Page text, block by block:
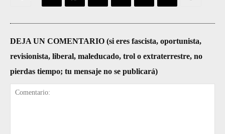
DEJA UN COMENTARIO (si eres fascista, oportunista,
revisionista, liberal, maleducado, trol o extraterrestre, no
pierdas tiempo; tu mensaje no se publicará)